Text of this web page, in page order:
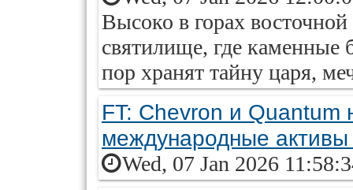
Высоко в горах
святилище, где каменные
пор хранят тайну царя,
FT: Chevron и Quantum
международные
Wed, 07 Jan 2026